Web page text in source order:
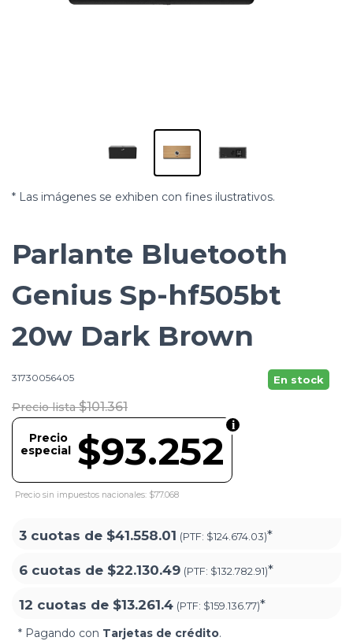
* Las imágenes se exhiben con fines ilustrativos.
Parlante Bluetooth
Genius Sp-hf505bt
20w Dark Brown
31730056405 En stock
Precio lista $101.361
$93.252
Precio
especial
Precio sin impuestos nacionales: $77.068
3 cuotas de $41.558.01 (PTF: $124.674.03)*
6 cuotas de $22.130.49 (PTF: $132.782.91)*
12 cuotas de $13.261.4 (PTF: $159.136.77)*
* Pagando con Tarjetas de crédito.